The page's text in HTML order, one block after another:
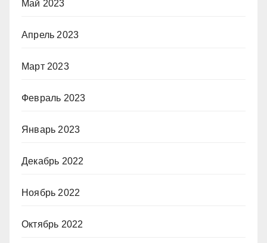
Май 2023
Апрель 2023
Март 2023
Февраль 2023
Январь 2023
Декабрь 2022
Ноябрь 2022
Октябрь 2022